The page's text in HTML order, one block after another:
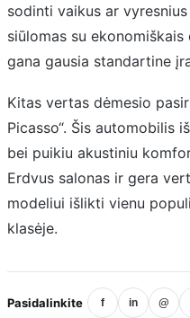
sodinti vaikus ar
siūlomas su
gana gausia standartine
Kitas vertas dėmesio
Picasso“. Šis automobilis
bei puikiu akustiniu
Erdvus salonas ir gera
modeliui išlikti vienu
klasėje.
Pasidalinkite f in @